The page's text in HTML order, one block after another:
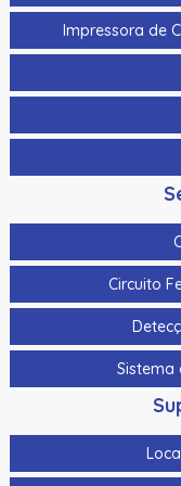
Controlador De
Controladora De
02 Portas Somente A
Controladora De
4 Portas Somente A
Controladora De
4 Portas Somente A
Controladora De
Controladora De
Controle De Acesso
Ds-K1T342Mfwx Wifi
Controle De Acesso
Ds-K1T342Mwx Wifi
Impressora de
Circuito
Sistema